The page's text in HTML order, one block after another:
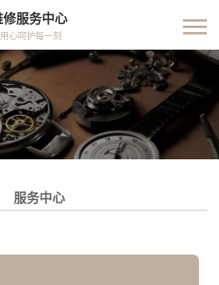
修服务中心
心呵护每一刻
服务中心